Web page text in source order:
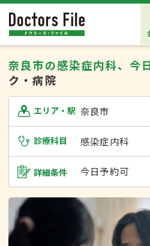
奈良市の感染症内科、今
ク・病院
エリア・駅 奈良市
診療科目 感染症内科
詳細条件 今日予約可